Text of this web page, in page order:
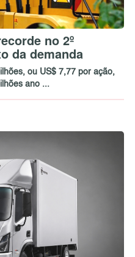
no 2º
da demanda
ou US$ 7,77 por ação,
ano ...